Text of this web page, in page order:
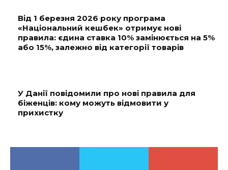
Від 1 березня 2026 року програма
«Національний кешбек» отримує нові
правила: єдина ставка 10% замінюється на 5%
або 15%, залежно від категорії товарів
У Данії повідомили про нові правила для
біженців: кому можуть відмовити у
прихистку